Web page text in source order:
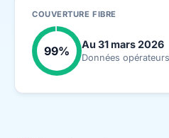
COUVERTURE FIBRE
99% Au 31 mars 2026
Données